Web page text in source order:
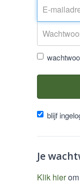
blijf
Je
Klik hierom